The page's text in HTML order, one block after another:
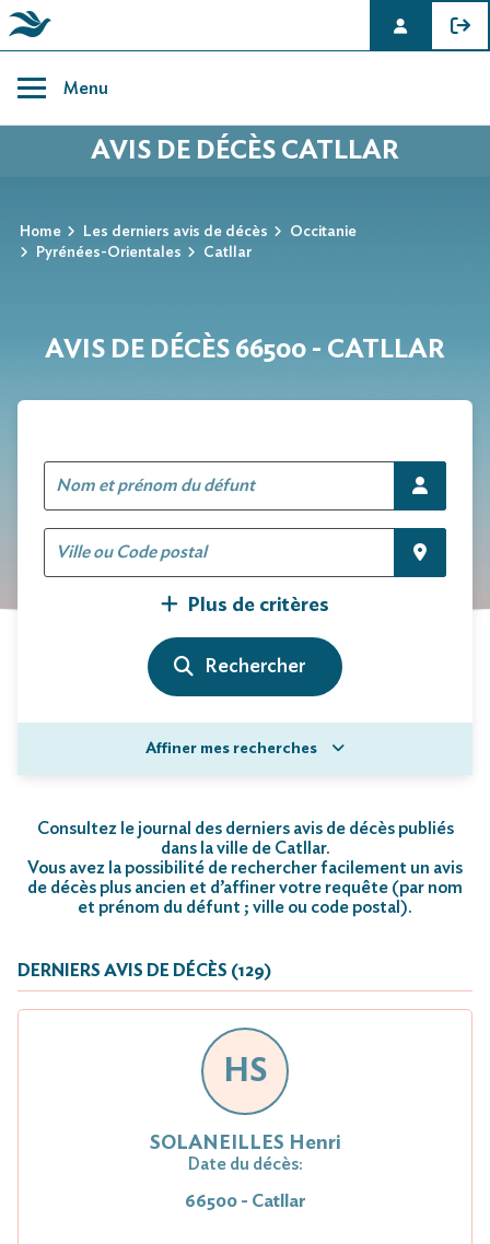
content
Menu
AVIS DE DÉCÈS CATLLAR
Home Les derniers avis de décès
Occitanie
Pyrénées-Orientales
Catllar
AVIS DE DÉCÈS 66500 - CATLLAR
Plus de critères
Affiner mes recherches
Consultez le journal des derniers avis de décès publiés
dans la ville de Catllar.
Vous avez la possibilité de rechercher facilement un avis
de décès plus ancien et d’affiner votre requête (par nom
et prénom du défunt ; ville ou code postal).
DERNIERS AVIS DE DÉCÈS (129)
HS
SOLANEILLES Henri
Date du décès:
66500 - Catllar